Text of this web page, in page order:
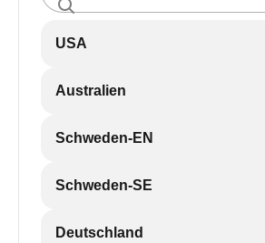
USA
Australien
Schweden-EN
Schweden-SE
Deutschland